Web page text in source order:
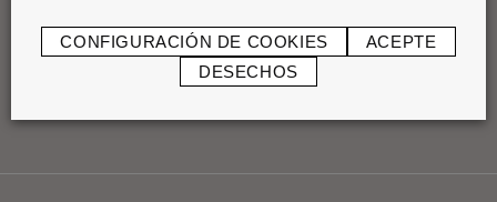
CONFIGURACIÓN DE COOKIES
ACEPTE
DESECHOS